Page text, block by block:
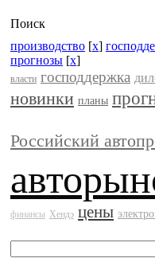
Поиск
производство [x]
прогнозы [x]
власти господдержка
новинки планы
Российский
финансы Хендэ цены